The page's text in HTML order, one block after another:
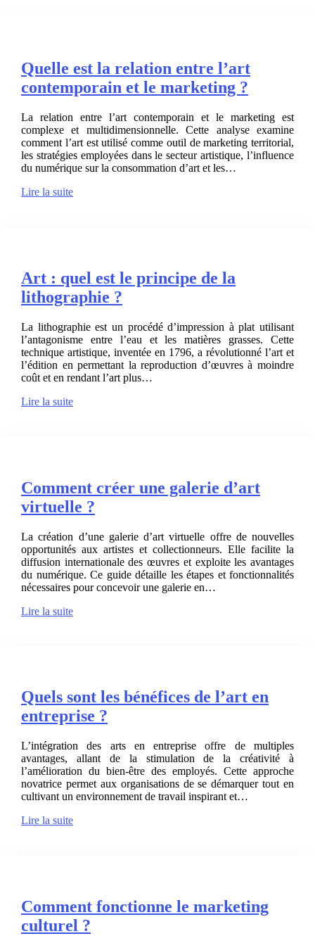
Quelle est la relation entre l’art
contemporain et le marketing ?
La relation entre l’art contemporain et le marketing est
complexe et multidimensionnelle. Cette analyse examine
comment l’art est utilisé comme outil de marketing territorial,
les stratégies employées dans le secteur artistique, l’influence
du numérique sur la consommation d’art et les…
Lire la suite
Art : quel est le principe de la
lithographie ?
La lithographie est un procédé d’impression à plat utilisant
l’antagonisme entre l’eau et les matières grasses. Cette
technique artistique, inventée en 1796, a révolutionné l’art et
l’édition en permettant la reproduction d’œuvres à moindre
coût et en rendant l’art plus…
Lire la suite
Comment créer une galerie d’art
virtuelle ?
La création d’une galerie d’art virtuelle offre de nouvelles
opportunités aux artistes et collectionneurs. Elle facilite la
diffusion internationale des œuvres et exploite les avantages
du numérique. Ce guide détaille les étapes et fonctionnalités
nécessaires pour concevoir une galerie en…
Lire la suite
Quels sont les bénéfices de l’art en
entreprise ?
L’intégration des arts en entreprise offre de multiples
avantages, allant de la stimulation de la créativité à
l’amélioration du bien-être des employés. Cette approche
novatrice permet aux organisations de se démarquer tout en
cultivant un environnement de travail inspirant et…
Lire la suite
Comment fonctionne le marketing
culturel ?